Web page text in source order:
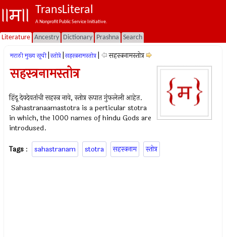
TransLiteral
A Nonprofit Public Service Initiative.
Literature Ancestry Dictionary Prashna Search
मराठी मुख्य सूची स्तोत्रे सहस्त्रनामस्तोत्र सहस्त्रनामस्तोत्र
सहस्त्रनामस्तोत्र
हिंदू देवदेवतांची सहस्त्र नावे, स्तोत्र रूपात गुंफलेली आहेत.
Sahastranaamastotra is a perticular stotra
in which, the 1000 names of hindu Gods are
introdused.
Tags : sahastranam stotra सहस्त्रनाम स्तोत्र